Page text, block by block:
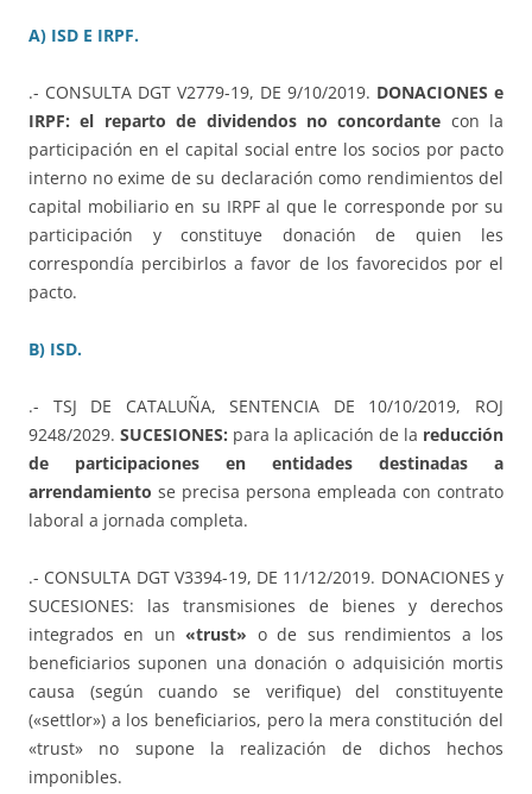
A) ISD E IRPF.
.- CONSULTA DGT V2779-19, DE 9/10/2019. DONACIONES e
IRPF: el reparto de dividendos no concordante con la
participación en el capital social entre los socios por pacto
interno no exime de su declaración como rendimientos del
capital mobiliario en su IRPF al que le corresponde por su
participación y constituye donación de quien les
correspondía percibirlos a favor de los favorecidos por el
pacto.
B) ISD.
.- TSJ DE CATALUÑA, SENTENCIA DE 10/10/2019, ROJ
9248/2029. SUCESIONES: para la aplicación de la reducción
de participaciones en entidades destinadas a
arrendamiento se precisa persona empleada con contrato
laboral a jornada completa.
.- CONSULTA DGT V3394-19, DE 11/12/2019. DONACIONES y
SUCESIONES: las transmisiones de bienes y derechos
integrados en un«trust» o de sus rendimientos a los
beneficiarios suponen una donación o adquisición mortis
causa (según cuando se verifique) del constituyente
(«settlor») a los beneficiarios, pero la mera constitución del
«trust» no supone la realización de dichos hechos
imponibles.